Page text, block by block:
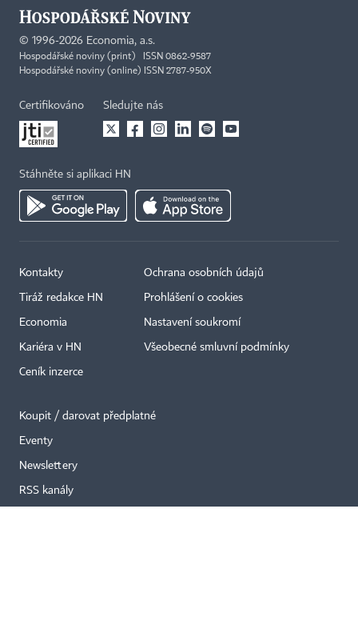
© 1996-2026 Economia, a.s.
Hospodářské noviny (print) ISSN 0862-9587
Hospodářské noviny (online) ISSN 2787-950X
Certifikováno Sledujte nás
Stáhněte si aplikaci HN
Kontakty
Tiráž redakce HN
Economia
Kariéra v HN
Ceník inzerce
Ochrana osobních údajů
Prohlášení o cookies
Nastavení soukromí
Všeobecné smluvní podmínky
Koupit / darovat předplatné
Eventy
Newslettery
RSS kanály